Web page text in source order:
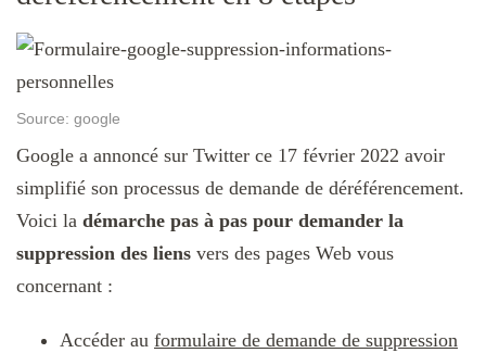
Source: google
Google a annoncé sur Twitter ce 17 février 2022 avoir
simplifié son processus de demande de déréférencement.
Voici la démarche pas à pas pour demander la
suppression des liens vers des pages Web vous
concernant :
Accéder au formulaire de demande de suppression